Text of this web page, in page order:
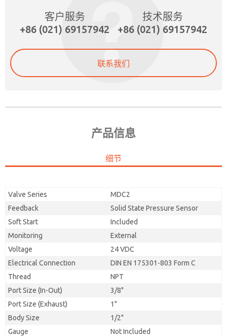
客户服务
+86 (021) 69157942
技术服务
+86 (021) 69157942
联系我们
产品信息
细节
Valve Series
MDC2
Feedback
Solid State Pressure Sensor
Soft Start
Included
Monitoring
External
Voltage
24 VDC
Electrical Connection
DIN EN 175301-803 Form C
Thread
NPT
Port Size (In-Out)
3/8"
Port Size (Exhaust)
1"
Body Size
1/2"
Gauge
Not Included
×